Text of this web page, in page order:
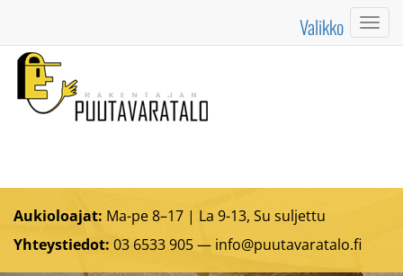
Valikko
Aukioloajat: Ma-pe 8–17 | La 9-13, Su suljettu
Yhteystiedot: 03 6533 905 — info@puutavaratalo.fi